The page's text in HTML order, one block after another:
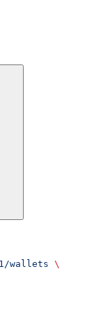
wallets \